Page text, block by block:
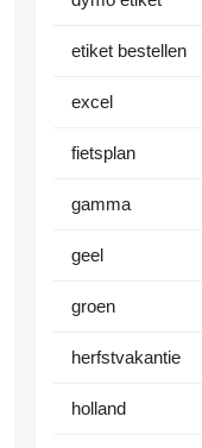
etiket bestellen
excel
fietsplan
gamma
geel
groen
herfstvakantie
holland